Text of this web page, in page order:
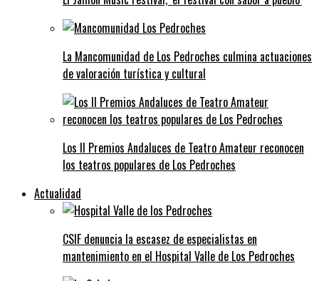
La Mancomunidad de Los Pedroches culmina actuaciones
de valoración turística y cultural
Los II Premios Andaluces de Teatro Amateur reconocen
los teatros populares de Los Pedroches
Actualidad
CSIF denuncia la escasez de especialistas en
mantenimiento en el Hospital Valle de Los Pedroches